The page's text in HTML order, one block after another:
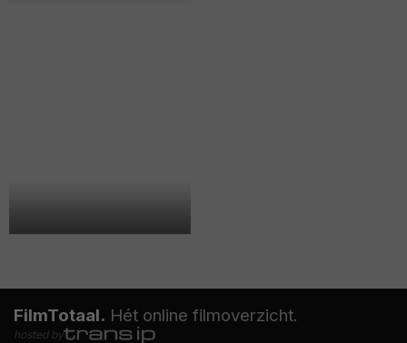
FilmTotaal. Hét online filmoverzicht.
hosted by